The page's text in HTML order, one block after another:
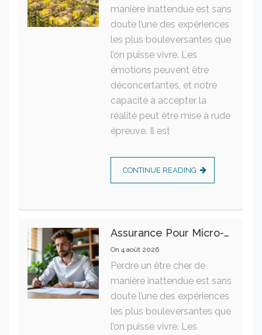
manière inattendue est sans
doute l’une des expériences
les plus bouleversantes que
l’on puisse vivre. Les
émotions peuvent être
déconcertantes, et notre
capacité à accepter la
réalité peut être mise à rude
épreuve. Il est
CONTINUE READING
Assurance Pour Micro-Entrepreneur : Les Garanties Essentielles À Connaître
On 4 août 2026
Perdre un être cher de
manière inattendue est sans
doute l’une des expériences
les plus bouleversantes que
l’on puisse vivre. Les